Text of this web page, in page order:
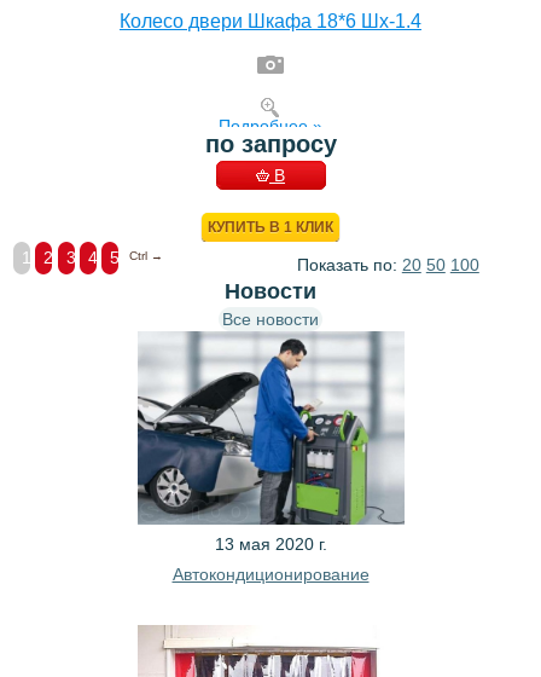
Колесо двери Шкафа 18*6 Шх-1.4
Подробнее »
по запросу
В
КУПИТЬ В 1 КЛИК
1 2 3 4 5 Ctrl → Показать по: 20 50 100
Новости
Все новости
13 мая 2020 г.
Автокондиционирование